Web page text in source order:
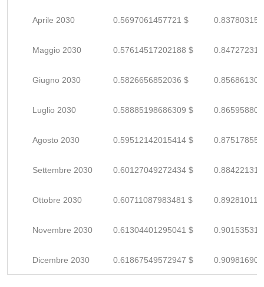
Aprile 2030 0.5697061457721 $
Maggio 2030 0.57614517202188 $
Giugno 2030 0.5826656852036 $
Luglio 2030 0.58885198686309 $
Agosto 2030 0.59512142015414 $
Settembre 2030 0.60127049272434 $
Ottobre 2030 0.60711087983481 $
Novembre 2030 0.61304401295041 $
Dicembre 2030 0.61867549572947 $